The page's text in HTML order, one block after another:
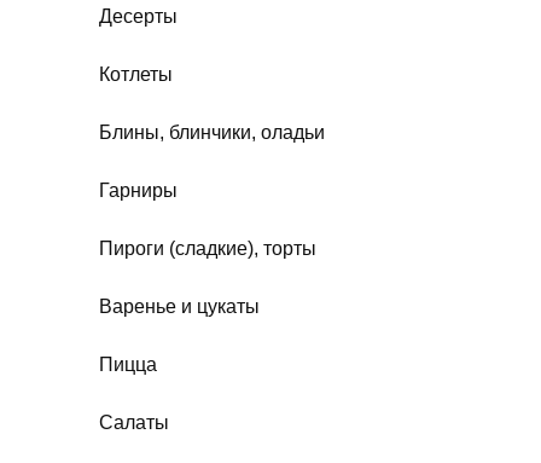
Десерты
Котлеты
Блины, блинчики, оладьи
Гарниры
Пироги (сладкие), торты
Варенье и цукаты
Пицца
Салаты